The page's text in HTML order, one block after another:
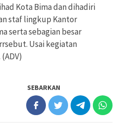
Kota Bima dan dihadiri
staf lingkup Kantor
serta sebagian besar
Usai kegiatan
SEBARKAN